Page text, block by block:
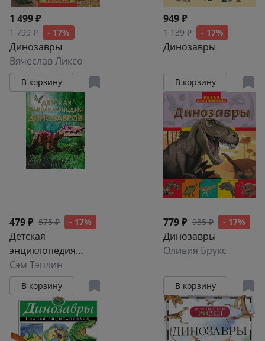
1 499 ₽
1 799 ₽ - 17%
Динозавры
Вячеслав Ликсо
В корзину
949 ₽
1 139 ₽ - 17%
Динозавры
В корзину
479 ₽ 575 ₽ - 17%
Детская
энциклопедия
динозавров
Сэм Тэплин
В корзину
779 ₽ 935 ₽ - 17%
Динозавры
Оливия Брукс
В корзину